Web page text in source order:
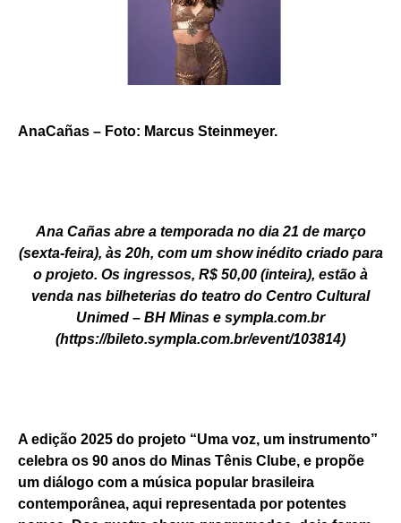
AnaCañas – Foto: Marcus Steinmeyer.
Ana Cañas abre a temporadano dia 21 de março
(sexta-feira), às 20h, com um show inédito criado para
o projeto. Os ingressos, R$ 50,00 (inteira), estão à
venda nas bilheterias do teatro do Centro Cultural
Unimed – BH Minas e sympla.com.br
(https://bileto.sympla.com.br/event/103814)
A edição 2025 do projeto “Uma voz, um instrumento”
celebra os 90 anos do Minas Tênis Clube, e propõe
um diálogo com a música popular brasileira
contemporânea, aqui representada por potentes